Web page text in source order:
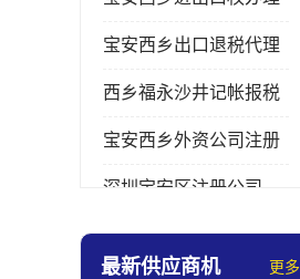
宝安西乡出口退税代理
西乡福永沙井记帐报税
宝安西乡外资公司注册
深圳宝安区注册公司
宝安西乡办理营业执照
最新供应商机 更多